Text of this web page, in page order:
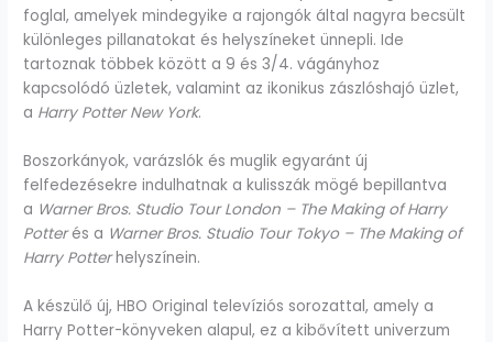
foglal, amelyek mindegyike a rajongók által nagyra becsült
különleges pillanatokat és helyszíneket ünnepli. Ide
tartoznak többek között a 9 és 3/4. vágányhoz
kapcsolódó üzletek, valamint az ikonikus zászlóshajó üzlet,
a Harry Potter New York.
Boszorkányok, varázslók és muglik egyaránt új
felfedezésekre indulhatnak a kulisszák mögé bepillantva
a Warner Bros. Studio Tour London – The Making of Harry
Potterés a Warner Bros. Studio Tour Tokyo – The Making of
Harry Potterhelyszínein.
A készülő új, HBO Original televíziós sorozattal, amely a
Harry Potter-könyveken alapul, ez a kibővített univerzum